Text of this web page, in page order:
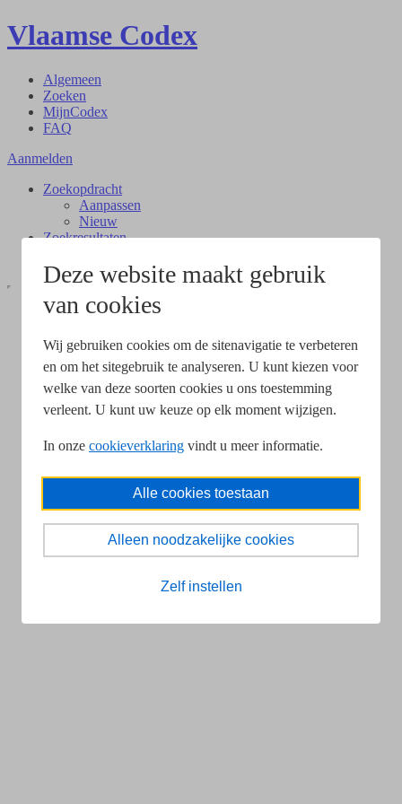
Deze website maakt gebruik
van cookies
Wij gebruiken cookies om de sitenavigatie te verbeteren
en om het sitegebruik te analyseren. U kunt kiezen voor
welke van deze soorten cookies u ons toestemming
verleent. U kunt uw keuze op elk moment wijzigen.
In onze cookieverklaring vindt u meer informatie.
Alle cookies toestaan
Alleen noodzakelijke cookies
Zelf instellen
Vlaamse Codex
Algemeen
Zoeken
MijnCodex
FAQ
Aanmelden
Zoekopdracht
Aanpassen
Nieuw
Zoekresultaten